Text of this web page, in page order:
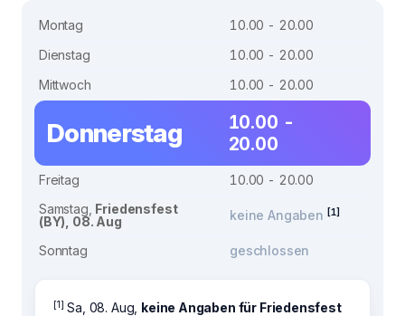
Montag
10.00 - 20.00
Dienstag
10.00 - 20.00
Mittwoch
10.00 - 20.00
Donnerstag
10.00 -
20.00
Freitag
10.00 - 20.00
Samstag, Friedensfest
(BY), 08. Aug
keine Angaben [1]
Sonntag geschlossen
[1] Sa, 08. Aug, keine Angaben für Friedensfest